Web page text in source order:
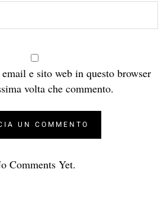
e sito web in questo browser
volta che commento.
Comments Yet.